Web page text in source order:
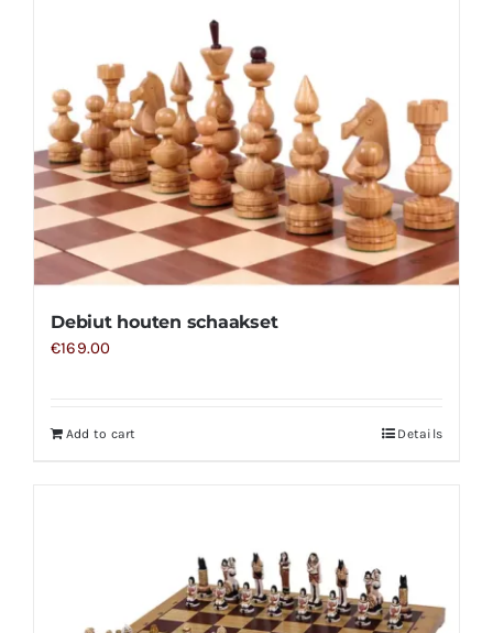
Debiut houten schaakset
€169.00
Add to cart Details